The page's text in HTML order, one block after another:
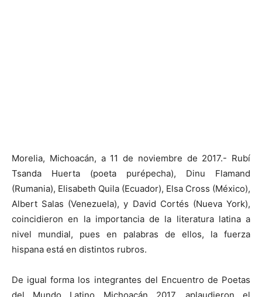
Morelia, Michoacán, a 11 de noviembre de 2017.- Rubí
Tsanda Huerta (poeta purépecha), Dinu Flamand
(Rumania), Elisabeth Quila (Ecuador), Elsa Cross (México),
Albert Salas (Venezuela), y David Cortés (Nueva York),
coincidieron en la importancia de la literatura latina a
nivel mundial, pues en palabras de ellos, la fuerza
hispana está en distintos rubros.
De igual forma los integrantes del Encuentro de Poetas